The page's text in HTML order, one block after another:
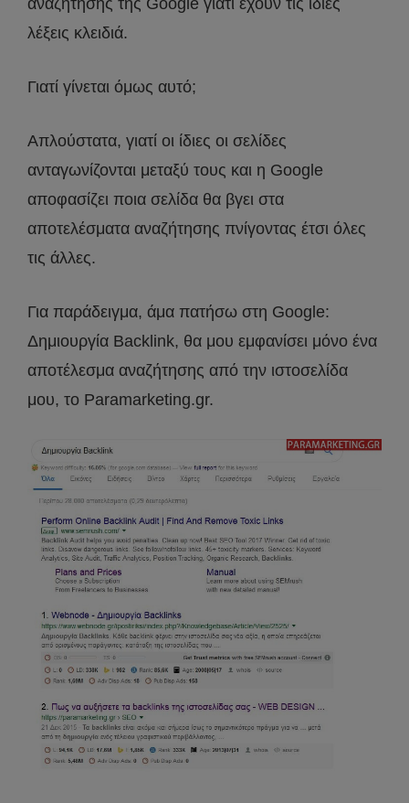
λέξεις κλειδιά.
Γιατί γίνεται όμως αυτό;
Απλούστατα, γιατί οι ίδιες οι σελίδες
ανταγωνίζονται μεταξύ τους και η Google
αποφασίζει ποια σελίδα θα βγει στα
αποτελέσματα αναζήτησης πνίγοντας έτσι όλες
τις άλλες.
Για παράδειγμα, άμα πατήσω στη Google:
Δημιουργία Backlink, θα μου εμφανίσει μόνο ένα
αποτέλεσμα αναζήτησης από την ιστοσελίδα
μου, το Paramarketing.gr.